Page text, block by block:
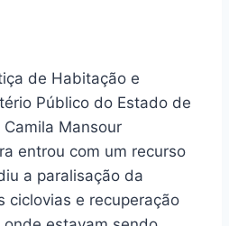
de Habitação e
Público do Estado de
Camila Mansour
entrou com um recurso
a paralisação da
ciclovias e recuperação